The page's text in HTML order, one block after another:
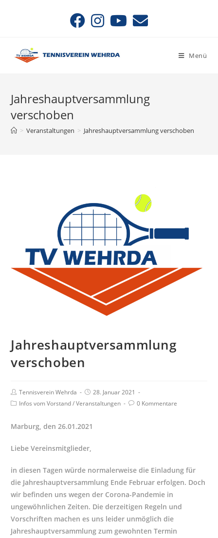
Menü
Jahreshauptversammlung
verschoben
> Veranstaltungen > Jahreshauptversammlung verschoben
Jahreshauptversammlung
verschoben
Beitrags-
Autor:
Tennisverein Wehrda
Beitrag
28. Januar 2021
Beitrags-
Infos vom Vorstand / Veranstaltungen
Beitrags-
0 Kommentare
Marburg, den 26.01.2021
Liebe Vereinsmitglieder,
in diesen Tagen würde normalerweise die Einladung für
die Jahreshauptversammlung Ende Februar erfolgen. Doch
wir befinden uns wegen der Corona-Pandemie in
ungewöhnlichen Zeiten. Die derzeitigen Regeln und
Vorschriften machen es uns leider unmöglich die
Jahreshauptversammlung zum gewohnten Termin